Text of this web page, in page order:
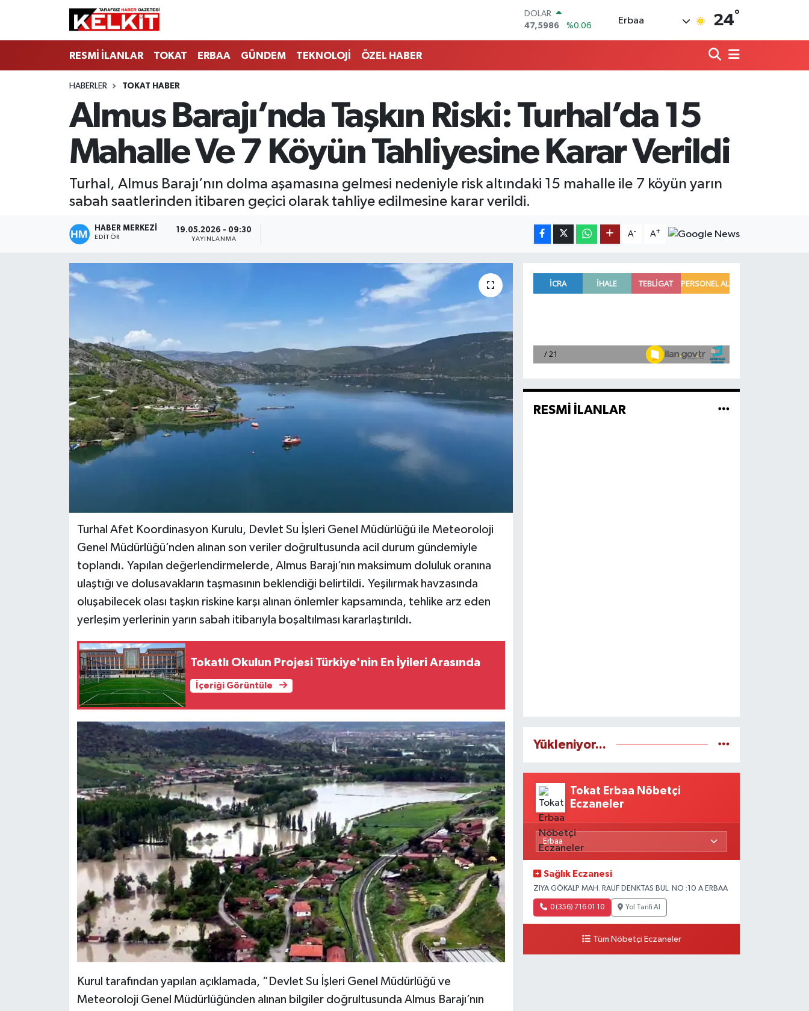
DOLAR
47,5986
%0.06
BİST100
13.703
64.475,47
%0.66
Erbaa 24°
RESMİ İLANLAR TOKAT ERBAA GÜNDEM TEKNOLOJİ ÖZEL HABER
HABERLER TOKAT HABER
Almus Barajı’nda Taşkın Riski: Turhal’da 15
Mahalle Ve 7 Köyün Tahliyesine Karar Verildi
Turhal, Almus Barajı’nın dolma aşamasına gelmesi nedeniyle risk altındaki 15 mahalle ile 7 köyün yarın
sabah saatlerinden itibaren geçici olarak tahliye edilmesine karar verildi.
HABER MERKEZİ
EDITÖR
19.05.2026 - 09:30
YAYINLANMA
A- A+
Turhal Afet Koordinasyon Kurulu, Devlet Su İşleri Genel Müdürlüğü ile Meteoroloji
Genel Müdürlüğü’nden alınan son veriler doğrultusunda acil durum gündemiyle
toplandı. Yapılan değerlendirmelerde, Almus Barajı’nın maksimum doluluk oranına
ulaştığı ve dolusavakların taşmasının beklendiği belirtildi. Yeşilırmak havzasında
oluşabilecek olası taşkın riskine karşı alınan önlemler kapsamında, tehlike arz eden
yerleşim yerlerinin yarın sabah itibarıyla boşaltılması kararlaştırıldı.
Tokatlı Okulun Projesi Türkiye'nin En İyileri Arasında
İçeriği Görüntüle
Kurul tarafından yapılan açıklamada, “Devlet Su İşleri Genel Müdürlüğü ve
Meteoroloji Genel Müdürlüğünden alınan bilgiler doğrultusunda Almus Barajı’nın
RESMİ İLANLAR
Yükleniyor...
Tokat Erbaa Nöbetçi
Eczaneler
Sağlık Eczanesi
ZIYA GÖKALP MAH. RAUF DENKTAS BUL. NO :10 A ERBAA
0 (356) 716 01 10 Yol Tarifi Al
Tüm Nöbetçi Eczaneler